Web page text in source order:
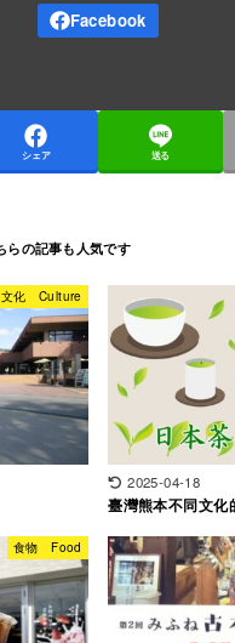
シェア 送る
文化 Culture
2025-04-18
臺灣熊本不同文化
食物 Food